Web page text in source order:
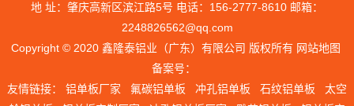
地 址：肇庆高新区滨江路5号 电话：156-2777-8610 邮箱：
2248826562@qq.com
Copyright © 2020 鑫隆泰铝业（广东）有限公司 版权所有 网站地图
备案号：
友情链接：
铝单板厂家 氟碳铝单板 冲孔铝单板 石纹铝单板
太空